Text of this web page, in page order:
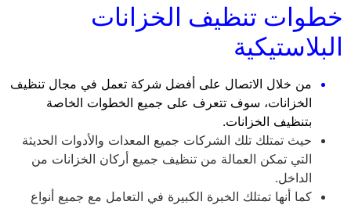
خطوات تنظيف الخزانات
البلاستيكية
من خلال الاتصال على أفضل شركة تعمل في مجال تنظيف
الخزانات، سوف تتعرف على جميع الخطوات الخاصة
بتنظيف الخزانات.
حيث تمتلك تلك الشركات جميع المعدات والأدوات الحديثة
التي تمكن العمالة من تنظيف جميع أركان الخزانات من
الداخل.
كما أنها تمتلك الخبرة الكبيرة في التعامل مع جميع أنواع